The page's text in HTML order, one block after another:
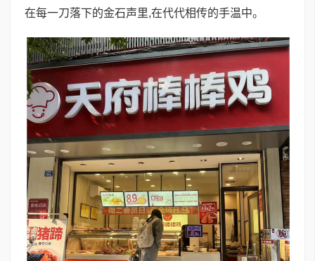
在每一刀落下的金石声里,在代代相传的手温中。